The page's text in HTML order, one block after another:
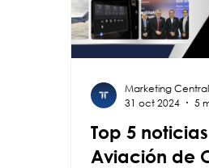
Top 5
Aviación de
Marketing
31 oct 2024
5